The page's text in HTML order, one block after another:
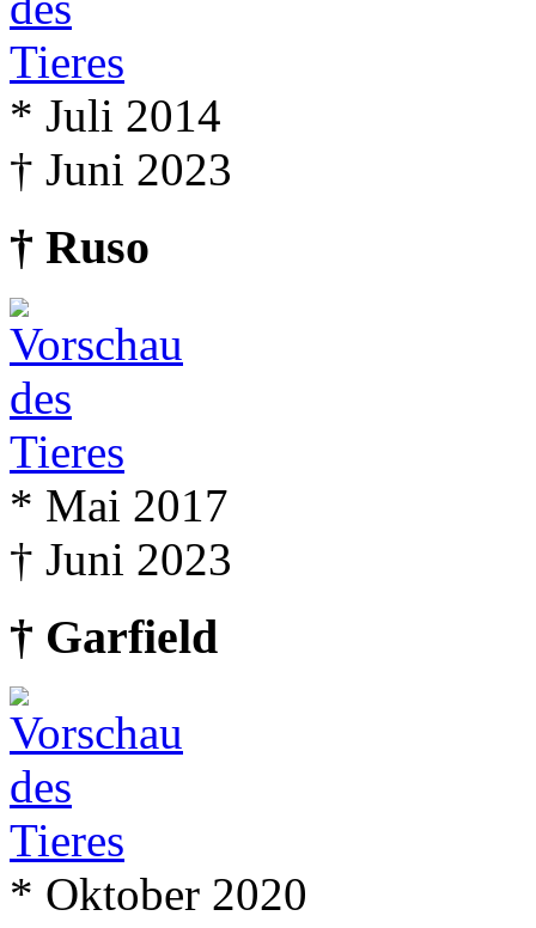
* Juli 2014
† Juni 2023
† Ruso
* Mai 2017
† Juni 2023
† Garfield
* Oktober 2020